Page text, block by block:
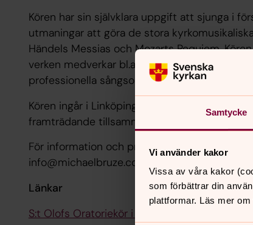
Samtycke
Vi använder kakor
Vissa av våra kakor
som förbättrar din
plattformar. Läs mer
Kören har sin självklara uppgift att sjunga i
utmaningar att göra de stora
Händels Messias och Mozarts Requiem.
verken medverkar bl.a. musiker från
professionella sångsolister.
Kören ingår i Linköpings stifts
framträdande tillsammans med körer från
För information och provsjunging kontakta
info@michaelbruze.com
Länkar
S:t Olofs Oratoriekör i media